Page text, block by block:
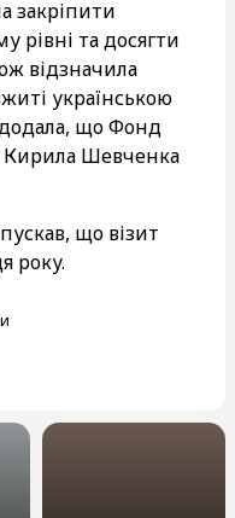
закріпити
рівні та досягти
відзначила
українською
додала, що Фонд
Кирила Шевченка
що візит
року.